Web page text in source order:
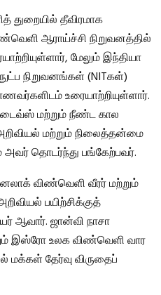
துறையில் தீவிரமாக
ஆராய்ச்சி நிறுவனத்தில்
மேலும் இந்தியா
நிறுவனங்கள் (NITகள்)
உரையாற்றியுள்ளார்.
மற்றும் நீண்ட கால
மற்றும் நிலைத்தன்மை
அவர் தொடர்ந்து பங்கேற்பவர்.
விண்வெளி வீரர் மற்றும்
பயிற்சிக்குத்
ஆவார். ஜான்வி நாசா
இஸ்ரோ உலக விண்வெளி வார
மக்கள் தேர்வு விருதைப்